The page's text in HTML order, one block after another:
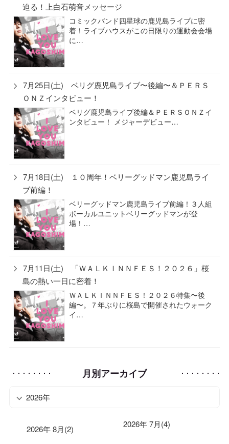
迫る！上白石萌音メッセージ
コミックバンド四星球の鹿児島ライブに密
着！ライブハウスがこの日限りの運動会会場
に…
7月25日(土) ベリグ鹿児島ライブ〜後編〜＆ＰＥＲＳ
ＯＮＺインタビュー！
ベリグ鹿児島ライブ後編＆ＰＥＲＳＯＮＺイ
ンタビュー！ メジャーデビュー…
7月18日(土) １０周年！ベリーグッドマン鹿児島ライ
ブ前編！
ベリーグッドマン鹿児島ライブ前編！３人組
ボーカルユニットベリーグッドマンが登
場！…
7月11日(土) 「ＷＡＬＫＩＮＮＦＥＳ！２０２６」桜
島の熱い一日に密着！
ＷＡＬＫＩＮＮＦＥＳ！２０２６特集〜後
編〜。７年ぶりに桜島で開催されたウォーク
イ…
月別アーカイブ
2026年
2026年 8月(2) 2026年 7月(4)